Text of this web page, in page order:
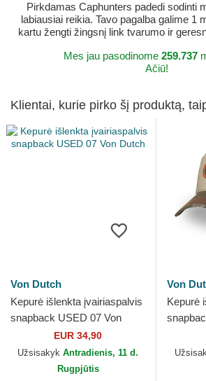
Pirkdamas Caphunters padedi sodinti
labiausiai reikia. Tavo pagalba galime 1
kartu žengti žingsnį link tvarumo ir
Mes jau pasodinome 259.737
Ačiū!
Klientai, kurie pirko šį produktą,
Von Dutch
Kepurė išlenkta įvairiaspalvis
snapback USED 07 Von
EUR 34,90
Užsisakyk Antradienis, 11 d.
Rugpjūtis
Von
Kepurė